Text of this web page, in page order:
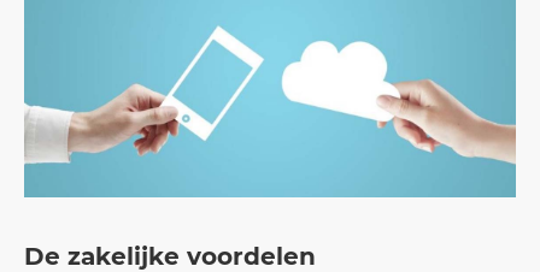
De zakelijke voordelen